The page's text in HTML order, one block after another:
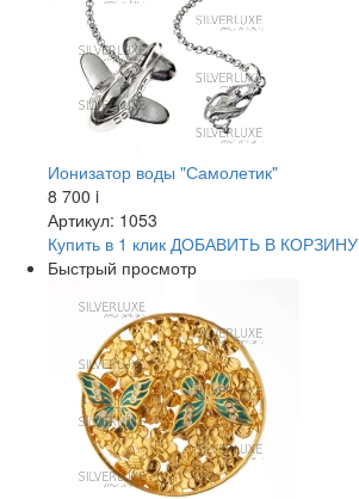
Ионизатор воды "Самолетик"
8 700 i
Артикул: 1053
Купить в 1 клик ДОБАВИТЬ В КОРЗИНУ
Быстрый просмотр